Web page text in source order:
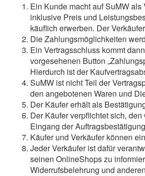
Ein Kunde macht auf SuMW
inklusive Preis und
käuflich erwerben. Der
Die Zahlungsmöglichkeiten
Ein Vertragsschluss kommt
vorgesehenen Button
Hierdurch ist der
SuMW ist nicht Teil der
den angebotenen Waren und
Der Käufer erhält als
Der Käufer verpflichtet sich,
Eingang der
Käufer und Verkäufer können
Jeder Verkäufer ist dafür
seinen OnlineShops zu
Widerrufsbelehrung und